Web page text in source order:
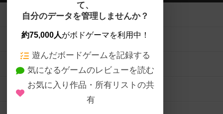
て、
自分のデータを管理しませんか？
約75,000人がボドゲーマを利用中！
遊んだボードゲームを記録する
気になるゲームのレビューを読む
お気に入り作品・所有リストの共
有
ボードゲームを検索する
ボードゲームの新着レビュー
ボードゲーム会情報
メカニクス特集